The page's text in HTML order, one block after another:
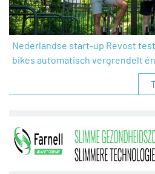
Nederlandse start-up Revost
bikes automatisch vergrendelt